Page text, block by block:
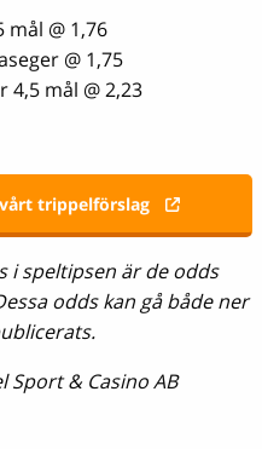
mål @ 1,76
@ 1,75
4,5 mål @ 2,23
trippelförslag
i speltipsen är de odds
odds kan gå både ner
Sport & Casino AB